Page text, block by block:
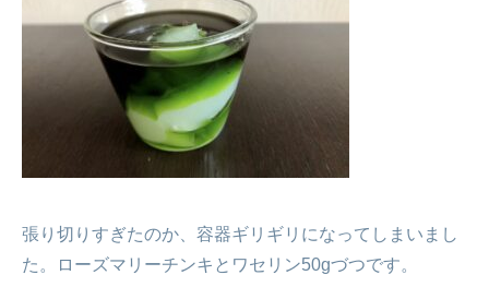
張り切りすぎたのか、容器ギリギリになってしまいまし
た。ローズマリーチンキとワセリン50gづつです。